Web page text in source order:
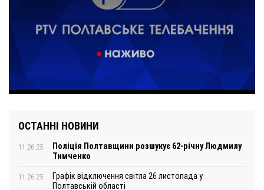
ОСТАННІ НОВИНИ
11.26.25
Поліція Полтавщини розшукує 62-річну Людмилу
Тимченко
11.26.25
Графік відключення світла 26 листопада у
Полтавській області